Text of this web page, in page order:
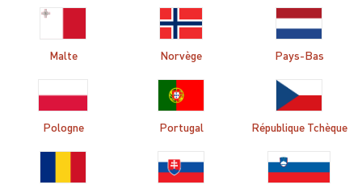
Malte Norvège Pays-Bas
Pologne Portugal République Tchèque